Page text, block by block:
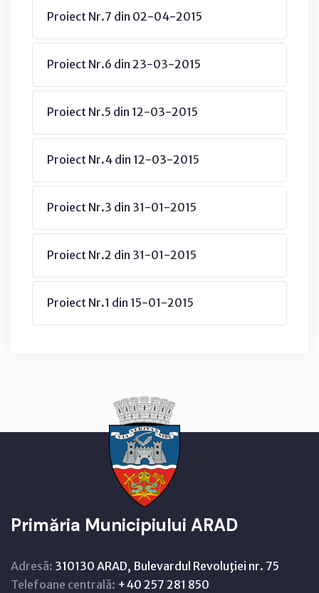
Proiect Nr.7 din 02-04-2015
Proiect Nr.6 din 23-03-2015
Proiect Nr.5 din 12-03-2015
Proiect Nr.4 din 12-03-2015
Proiect Nr.3 din 31-01-2015
Proiect Nr.2 din 31-01-2015
Proiect Nr.1 din 15-01-2015
Primăria Municipiului ARAD
Adresă: 310130 ARAD, Bulevardul Revoluţiei nr. 75
Telefoane centrală: +40 257 281 850